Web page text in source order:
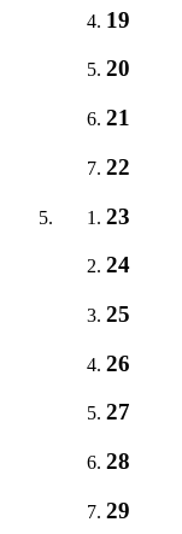
19
20
21
22
23
24
25
26
27
28
29